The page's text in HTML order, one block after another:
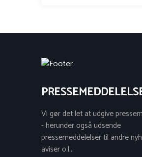
Vi gør det let at udgive
- herunder også udsende
pressemeddelelser til andre
aviser o.l..